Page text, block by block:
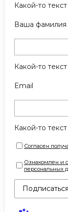
Какой-то
Ваша фамилия
Какой-то
Email
Какой-то
Согласен
Ознакомлен и
персональных
Подписаться